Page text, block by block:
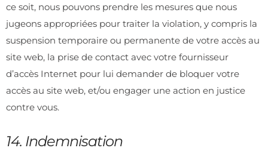
ce soit, nous pouvons prendre les mesures que nous
jugeons appropriées pour traiter la violation, y compris la
suspension temporaire ou permanente de votre accès au
site web, la prise de contact avec votre fournisseur
d’accès Internet pour lui demander de bloquer votre
accès au site web, et/ou engager une action en justice
contre vous.
14. Indemnisation